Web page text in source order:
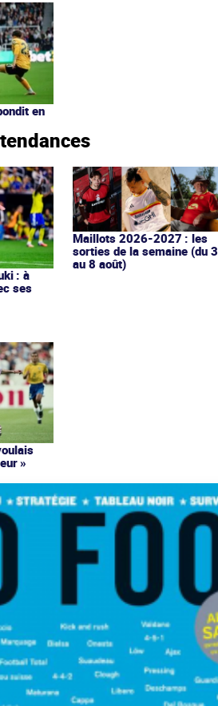
en
: à
ses
Maillots 2026-2027 : les
sorties de la semaine (du 3
au 8 août)
»